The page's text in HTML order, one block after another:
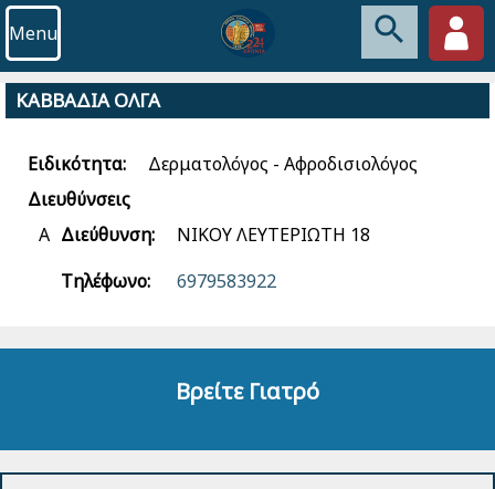
Menu
ΚΑΒΒΑΔΙΑ ΟΛΓΑ
Ειδικότητα:
Δερματολόγος - Αφροδισιολόγος
Διευθύνσεις
Α Διεύθυνση:
ΝΙΚΟΥ ΛΕΥΤΕΡΙΩΤΗ 18
Τηλέφωνο:
6979583922
Βρείτε Γιατρό